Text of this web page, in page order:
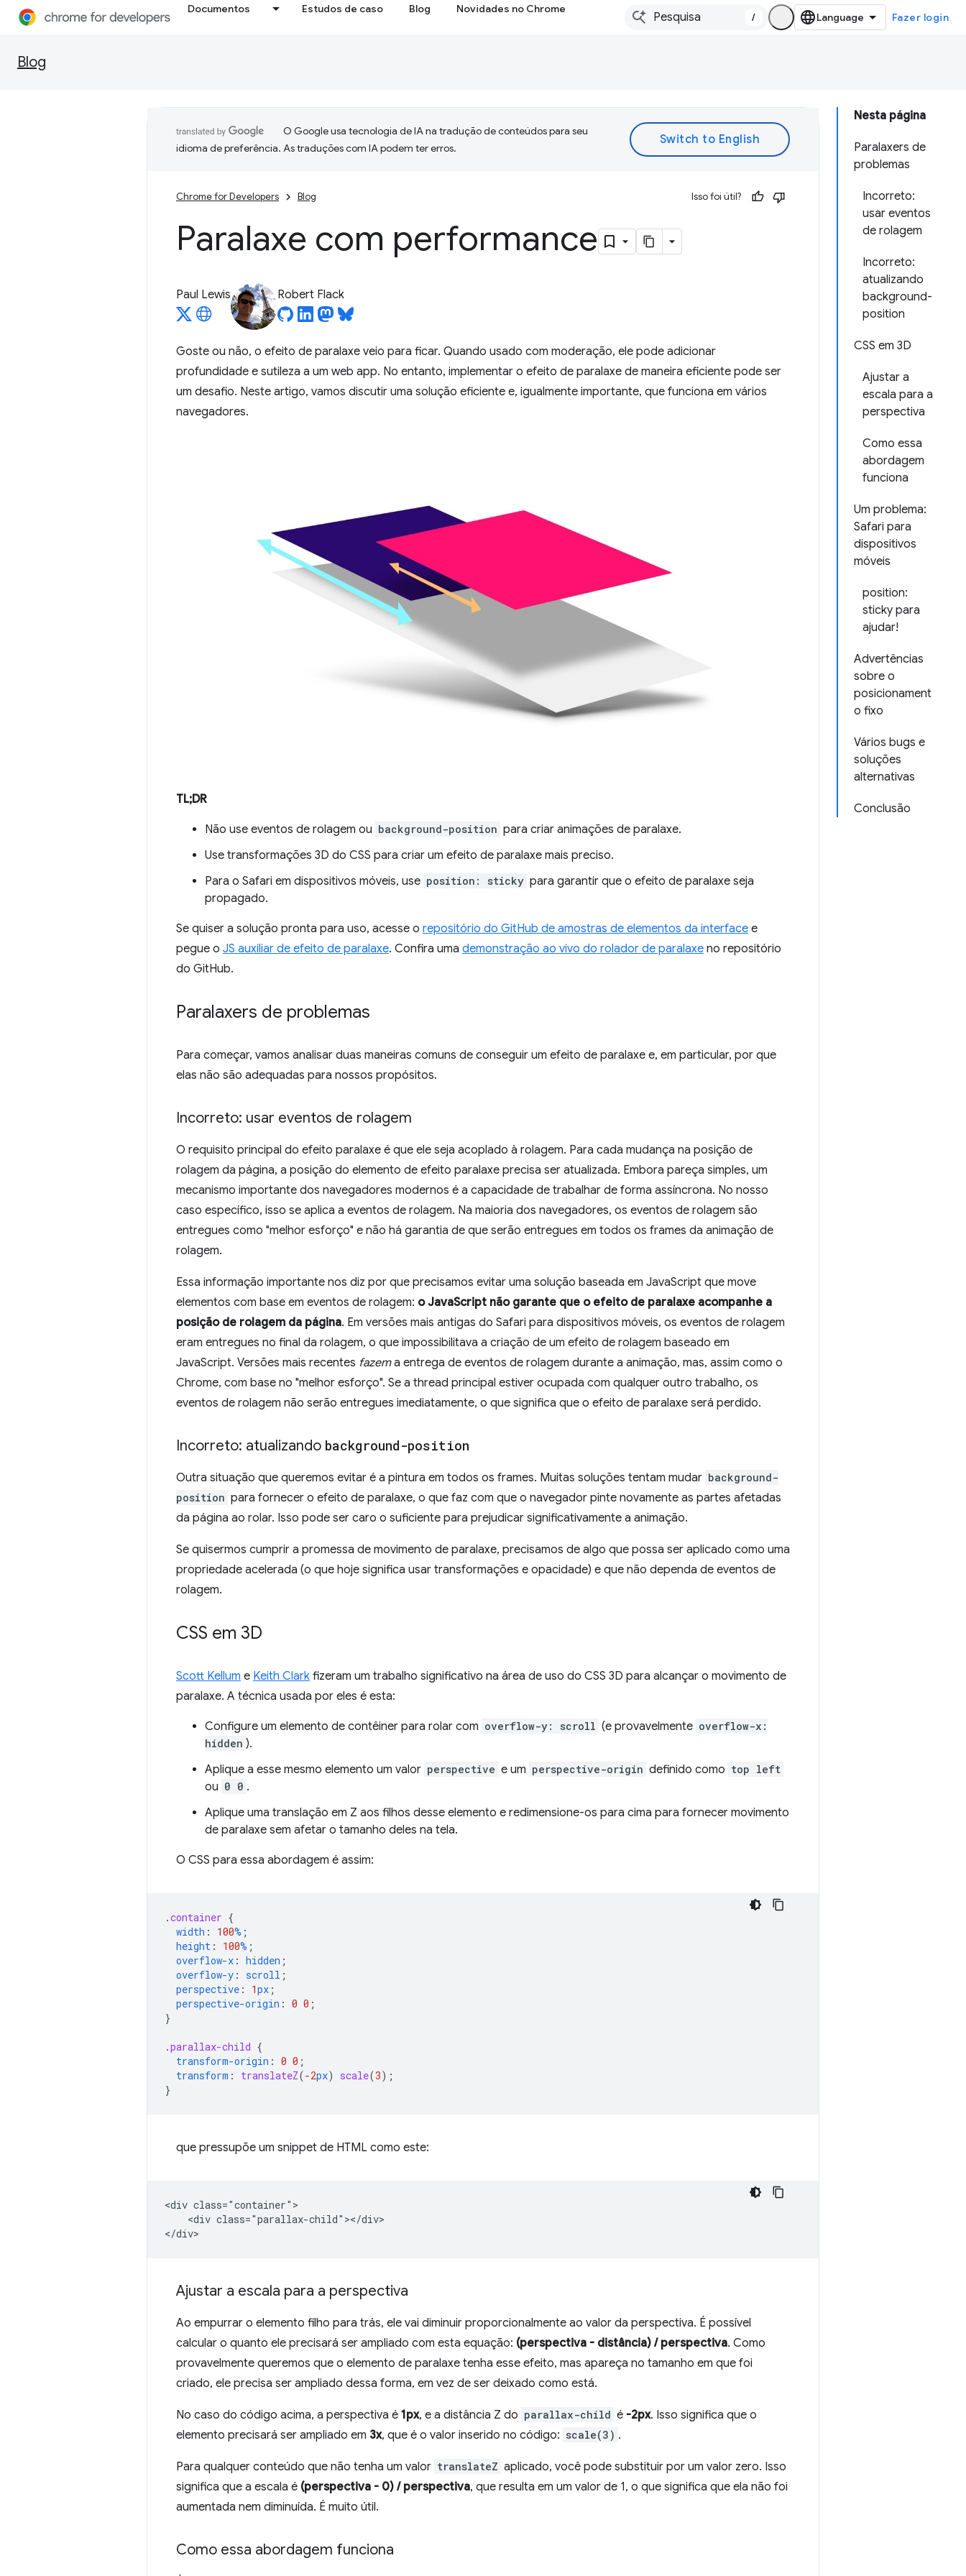
Documentos Estudos de caso Blog Novidades no Chrome
/ Fazer login
Blog
Nesta página
Paralaxers de
problemas
Incorreto:
usar eventos
de rolagem
Incorreto:
atualizando
background-
position
CSS em 3D
Ajustar a
escala para a
perspectiva
Como essa
abordagem
funciona
Um problema:
Safari para
dispositivos
móveis
position:
sticky para
ajudar!
Advertências
sobre o
posicionament
o fixo
Vários bugs e
soluções
alternativas
Conclusão
O Google usa tecnologia de IA na tradução de conteúdos para seu
idioma de preferência. As traduções com IA podem ter erros.
Chrome for Developers Blog Isso foi útil?
Paralaxe com performance
Paul Lewis Robert Flack
Goste ou não, o efeito de paralaxe veio para ficar. Quando usado com moderação, ele pode adicionar
profundidade e sutileza a um web app. No entanto, implementar o efeito de paralaxe de maneira eficiente pode ser
um desafio. Neste artigo, vamos discutir uma solução eficiente e, igualmente importante, que funciona em vários
navegadores.
TL;DR
Não use eventos de rolagem ou background-position para criar animações de paralaxe.
Use transformações 3D do CSS para criar um efeito de paralaxe mais preciso.
Para o Safari em dispositivos móveis, use position: sticky para garantir que o efeito de paralaxe seja
propagado.
Se quiser a solução pronta para uso, acesse o repositório do GitHub de amostras de elementos da interface e
pegue o JS auxiliar de efeito de paralaxe. Confira uma demonstração ao vivo do rolador de paralaxe no repositório
do GitHub.
Paralaxers de problemas
Para começar, vamos analisar duas maneiras comuns de conseguir um efeito de paralaxe e, em particular, por que
elas não são adequadas para nossos propósitos.
Incorreto: usar eventos de rolagem
O requisito principal do efeito paralaxe é que ele seja acoplado à rolagem. Para cada mudança na posição de
rolagem da página, a posição do elemento de efeito paralaxe precisa ser atualizada. Embora pareça simples, um
mecanismo importante dos navegadores modernos é a capacidade de trabalhar de forma assíncrona. No nosso
caso específico, isso se aplica a eventos de rolagem. Na maioria dos navegadores, os eventos de rolagem são
entregues como "melhor esforço" e não há garantia de que serão entregues em todos os frames da animação de
rolagem.
Essa informação importante nos diz por que precisamos evitar uma solução baseada em JavaScript que move
elementos com base em eventos de rolagem: o JavaScript não garante que o efeito de paralaxe acompanhe a
posição de rolagem da página. Em versões mais antigas do Safari para dispositivos móveis, os eventos de rolagem
eram entregues no final da rolagem, o que impossibilitava a criação de um efeito de rolagem baseado em
JavaScript. Versões mais recentes fazema entrega de eventos de rolagem durante a animação, mas, assim como o
Chrome, com base no "melhor esforço". Se a thread principal estiver ocupada com qualquer outro trabalho, os
eventos de rolagem não serão entregues imediatamente, o que significa que o efeito de paralaxe será perdido.
Incorreto: atualizando background-position
Outra situação que queremos evitar é a pintura em todos os frames. Muitas soluções tentam mudar background-
position para fornecer o efeito de paralaxe, o que faz com que o navegador pinte novamente as partes afetadas
da página ao rolar. Isso pode ser caro o suficiente para prejudicar significativamente a animação.
Se quisermos cumprir a promessa de movimento de paralaxe, precisamos de algo que possa ser aplicado como uma
propriedade acelerada (o que hoje significa usar transformações e opacidade) e que não dependa de eventos de
rolagem.
CSS em 3D
Scott Kellum e Keith Clark fizeram um trabalho significativo na área de uso do CSS 3D para alcançar o movimento de
paralaxe. A técnica usada por eles é esta:
Configure um elemento de contêiner para rolar com overflow-y: scroll (e provavelmente overflow-x:
hidden ).
Aplique a esse mesmo elemento um valor perspective e um perspective-origin definido como top left
ou 0 0 .
Aplique uma translação em Z aos filhos desse elemento e redimensione-os para cima para fornecer movimento
de paralaxe sem afetar o tamanho deles na tela.
O CSS para essa abordagem é assim:
.container {
width : 100% ;
height : 100% ;
overflow-x : hidden ;
overflow-y : scroll ;
perspective : 1px ;
perspective-origin : 0 0 ;
}
.parallax-child {
transform-origin : 0 0 ;
transform : translateZ(-2px) scale(3);
}
que pressupõe um snippet de HTML como este:
<div class="container">
    <div class="parallax-child"></div>
Ajustar a escala para a perspectiva
Ao empurrar o elemento filho para trás, ele vai diminuir proporcionalmente ao valor da perspectiva. É possível
calcular o quanto ele precisará ser ampliado com esta equação: (perspectiva - distância) / perspectiva. Como
provavelmente queremos que o elemento de paralaxe tenha esse efeito, mas apareça no tamanho em que foi
criado, ele precisa ser ampliado dessa forma, em vez de ser deixado como está.
No caso do código acima, a perspectiva é 1px, e a distância Z do parallax-child é -2px. Isso significa que o
elemento precisará ser ampliado em 3x, que é o valor inserido no código: scale(3) .
Para qualquer conteúdo que não tenha um valor translateZ aplicado, você pode substituir por um valor zero. Isso
significa que a escala é (perspectiva - 0) / perspectiva, que resulta em um valor de 1, o que significa que ela não foi
aumentada nem diminuída. É muito útil.
Como essa abordagem funciona